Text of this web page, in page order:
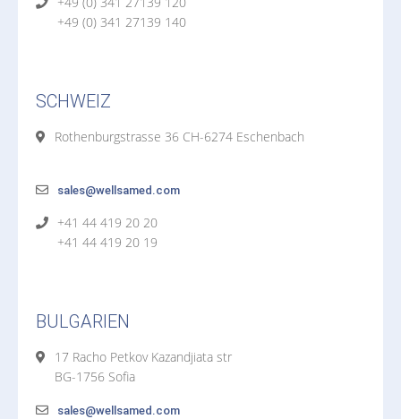
+49 (0) 341 27139 140
SCHWEIZ
Rothenburgstrasse 36 CH-6274 Eschenbach
sales@wellsamed.com
+41 44 419 20 20
+41 44 419 20 19
BULGARIEN
17 Racho Petkov Kazandjiata str
BG-1756 Sofia
sales@wellsamed.com